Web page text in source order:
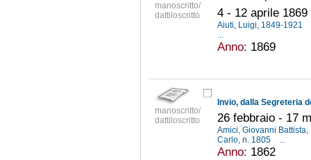
manoscritto/
dattiloscritto
4 - 12 aprile 1869
Aiuti, Luigi, 1849-1921
...
Anno: 1869
manoscritto/
dattiloscritto
26 febbraio - 17
Amici, Giovanni
Carlo, n. 1805
...
Anno: 1862